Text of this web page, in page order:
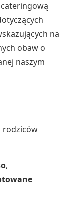
na
obaw o
naszym
rodziców
,